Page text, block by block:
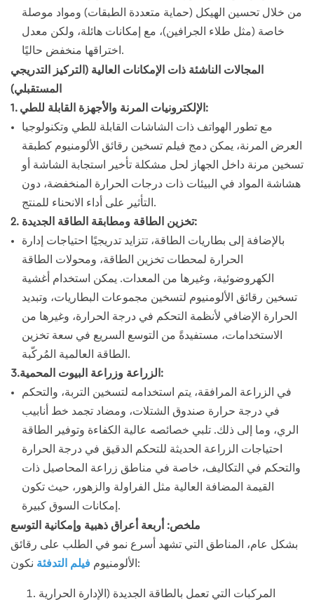
من خلال تحسين الهيكل (حماية متعددة الطبقات) ومواد موصلة
خاصة (مثل طلاء الجرافين)، مع إمكانات هائلة، ولكن معدل
اختراقها منخفض حاليًا.
المجالات الناشئة ذات الإمكانات العالية (التركيز التدريجي
المستقبلي)
1. الإلكترونيات المرنة والأجهزة القابلة للطي:
مع تطور الهواتف ذات الشاشات القابلة للطي وتكنولوجيا
العرض المرنة، يمكن دمج فيلم تسخين رقائق الألومنيوم كطبقة
تسخين مرنة داخل الجهاز لحل مشكلة تأخير استجابة الشاشة أو
هشاشة المواد في البيئات ذات درجات الحرارة المنخفضة، دون
التأثير على أداء الانحناء للمنتج.
2. تخزين الطاقة ومطابقة الطاقة الجديدة:
بالإضافة إلى بطاريات الطاقة، تتزايد تدريجيًا احتياجات إدارة
الحرارة لمحطات تخزين الطاقة، ومحولات الطاقة
الكهروضوئية، وغيرها من المعدات. يمكن استخدام أغشية
تسخين رقائق الألومنيوم لتسخين مجموعات البطاريات، وتبديد
الحرارة الإضافي لأنظمة التحكم في درجة الحرارة، وغيرها من
الاستخدامات، مستفيدةً من التوسع السريع في سعة تخزين
الطاقة العالمية المُركّبة.
3.الزراعة وزراعة البيوت المحمية:
في الزراعة المرافقة، يتم استخدامه لتسخين التربة، والتحكم
في درجة حرارة صندوق الشتلات، ومضاد تجمد خط أنابيب
الري، وما إلى ذلك. تلبي خصائصه عالية الكفاءة وتوفير الطاقة
احتياجات الزراعة الحديثة للتحكم الدقيق في درجة الحرارة
والتحكم في التكاليف، خاصة في مناطق زراعة المحاصيل ذات
القيمة المضافة العالية مثل الفراولة والزهور، حيث تكون
إمكانات السوق كبيرة.
ملخص: أربعة أعراق ذهبية وإمكانية التوسع
بشكل عام، المناطق التي تشهد أسرع نمو في الطلب على رقائق
الألومنيوم فيلم التدفئة نكون:
المركبات التي تعمل بالطاقة الجديدة (الإدارة الحرارية